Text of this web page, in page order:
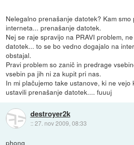
Nelegalno prenašanje datotek? Kam
interneta... prenašanje datotek.
Nej se raje spravijo na PRAVI problem,
datotek... to se bo vedno dogajalo na
obstajal.
Pravi problem so zanič in predrage
vsebin pa jih ni za kupit pri nas.
In mi plačujemo take ustanove, ki ne vejo
ustavili prenašanje datotek.... fuuuj
destroyer2k
::27. nov 2009, 08:33
phong